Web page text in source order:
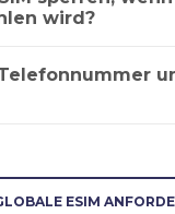
wird?
ESIM